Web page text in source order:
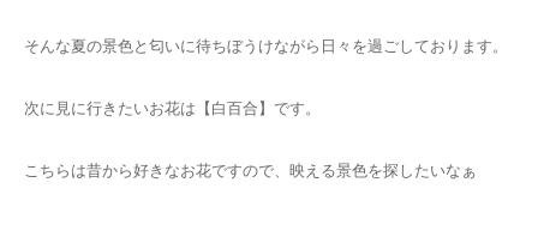
そんな夏の景色と匂いに待ちぼうけながら日々を過ごしております。
次に見に行きたいお花は【白百合】です。
こちらは昔から好きなお花ですので、映える景色を探したいなぁ